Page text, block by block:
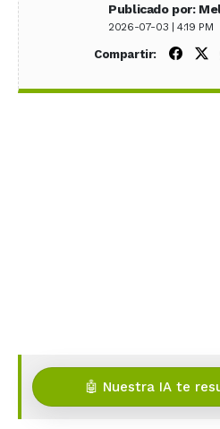
Publicado por:
2026-07-03 | 4:19 PM
Compartir:
🤖 Nuestra IA te